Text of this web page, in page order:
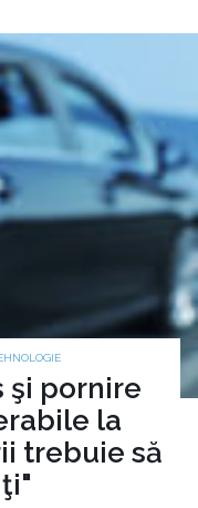
şi pornire
la
trebuie să